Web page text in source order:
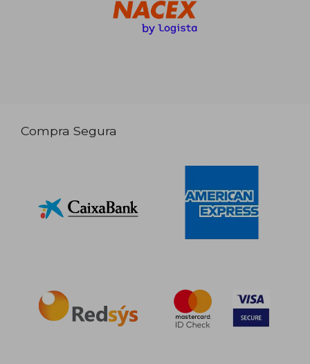
Compra Segura